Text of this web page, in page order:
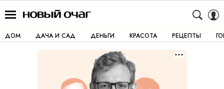
ДОМ ДАЧА И САД ДЕНЬГИ КРАСОТА РЕЦЕПТЫ